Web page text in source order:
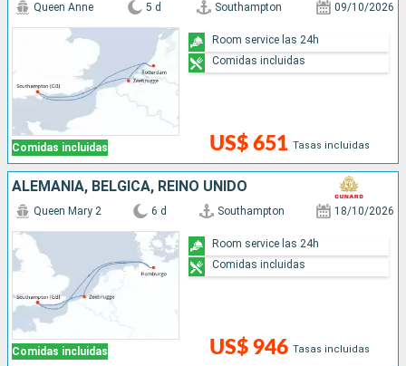
Comidas incluidas
Queen Anne 5 d Southampton 09/10/2026
US$ 651 Tasas incluidas
Room service las 24h
Comidas incluidas
ALEMANIA, BÉLGICA, REINO UNIDO
Comidas incluidas
Queen Mary 2 6 d Southampton 18/10/2026
US$ 946 Tasas incluidas
Room service las 24h
Comidas incluidas